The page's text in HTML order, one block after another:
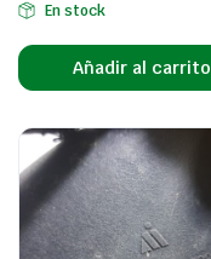
En stock
Añadir al carrito